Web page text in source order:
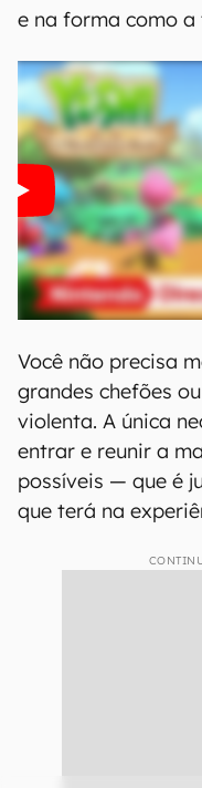
e na forma como
Você não precisa
grandes chefões
violenta. A única
entrar e reunir a
possíveis — que é
que terá na